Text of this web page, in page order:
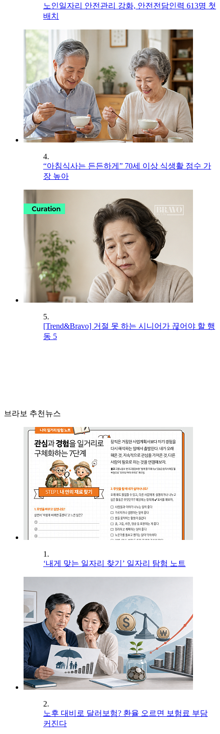
노인일자리 안전관리 강화, 안전전담인력 613명 첫
배치
4.
“아침식사는 든든하게” 70세 이상 식생활 점수 가
장 높아
5.
[Trend&Bravo] 거절 못 하는 시니어가 끊어야 할 행
동 5
브라보 추천뉴스
1.
‘내게 맞는 일자리 찾기’ 일자리 탐험 노트
2.
노후 대비로 달러보험? 환율 오르면 보험료 부담
커진다